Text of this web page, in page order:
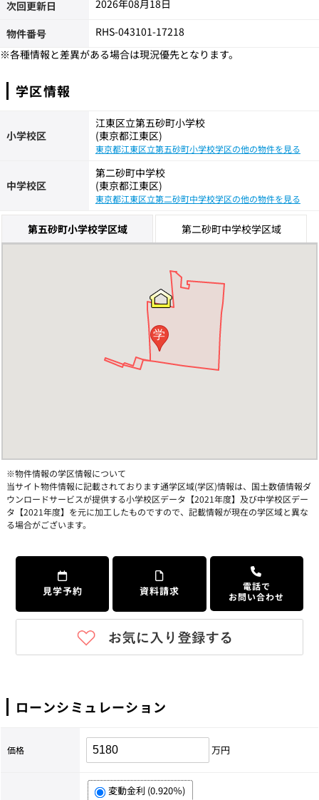
次回更新日 2026年08月18日
物件番号
RHS-043101-17218
※各種情報と差異がある場合は現況優先となります。
学区情報
小学校区
江東区立第五砂町小学校
(東京都江東区)
東京都江東区立第五砂町小学校学区の他の物件を見る
中学校区
第二砂町中学校
(東京都江東区)
東京都江東区立第二砂町中学校学区の他の物件を見る
第五砂町小学校学区域 第二砂町中学校学区域
学
※物件情報の学区情報について
当サイト物件情報に記載されております通学区域(学区)情報は、国土数値情報ダ
ウンロードサービスが提供する小学校区データ【2021年度】及び中学校区デー
タ【2021年度】を元に加工したものですので、記載情報が現在の学区域と異な
る場合がございます。
見学予約 資料請求
電話で
お問い合わせ
ローンシミュレーション
価格 万円
変動金利 (0.920％)